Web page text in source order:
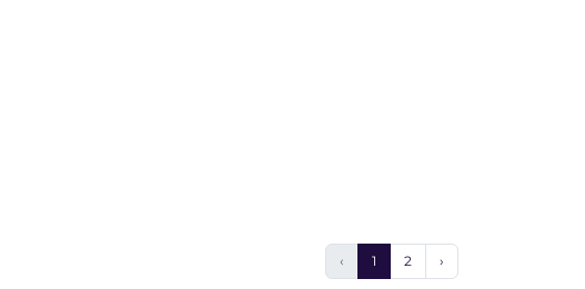
‹ 1 2 ›